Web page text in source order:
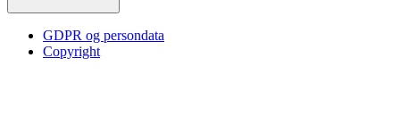
GDPR og persondata
Copyright